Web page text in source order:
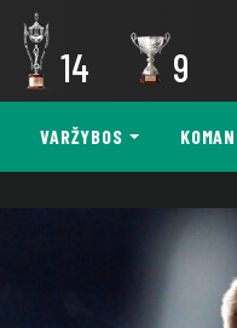
14 9
VARŽYBOS